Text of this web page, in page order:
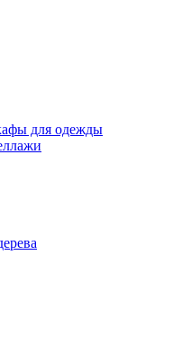
для одежды